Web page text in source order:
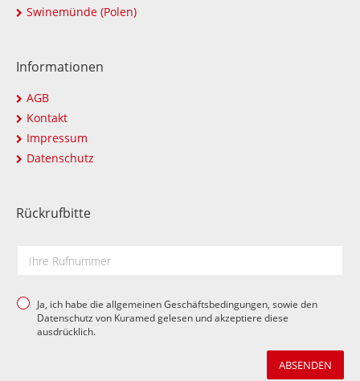
Swinemünde (Polen)
Informationen
AGB
Kontakt
Impressum
Datenschutz
Rückrufbitte
Ja, ich habe die allgemeinen Geschäftsbedingungen, sowie den
Datenschutz von Kuramed gelesen und akzeptiere diese
ausdrücklich.
ABSENDEN